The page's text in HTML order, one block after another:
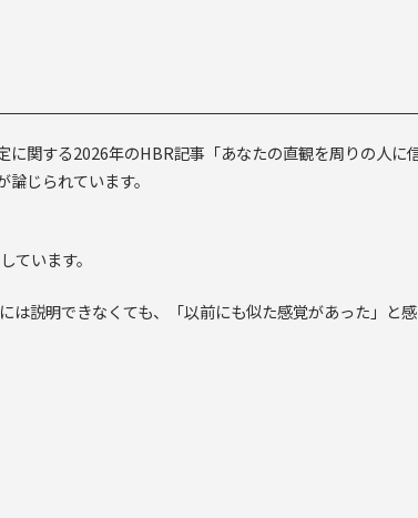
関する2026年のHBR記事「あなたの直観を周りの人
じられています。
ています。
説明できなくても、「以前にも似た感覚があった」と感